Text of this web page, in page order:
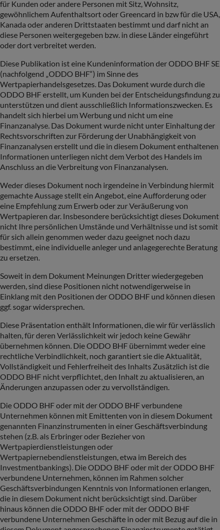
für Kunden oder andere Personen mit Sitz, Wohnsitz,
gewöhnlichem Aufenthaltsort oder Greencard in bzw für die USA,
Kanada oder anderen Drittstaaten bestimmt und darf nicht an
diese Personen weitergegeben bzw. in diese Länder eingeführt
oder dort verbreitet werden.
Diese Publikation ist eine Kundeninformation der ODDO BHF SE
(nachfolgend „ODDO BHF“) im Sinne des
Wertpapierhandelsgesetzes. Das Dokument wurde durch die
ODDO BHF erstellt, um Kunden bei der Entscheidungsfindung zu
unterstützen und dient ausschließlich Informationszwecken. Es
handelt sich hierbei um Werbung und nicht um eine
Finanzanalyse. Das Dokument wurde nicht unter Einhaltung der
Rechtsvorschriften zur Förderung der Unabhängigkeit von
Finanzanalysen erstellt und die in diesem Dokument enthaltenen
Informationen unterliegen nicht dem Verbot des Handels im
Anschluss an die Verbreitung von Finanzanalysen.
Weder dieses Dokument noch irgendeine in Verbindung hiermit
gemachte Aussage stellt ein Angebot, eine Aufforderung oder
eine Empfehlung zum Erwerb oder zur Veräußerung von
Wertpapieren dar. Insbesondere berücksichtigt dieses Dokument
nicht Ihre persönlichen Umstände und Verhältnisse und ist somit
für sich allein genommen weder dazu geeignet noch dazu
bestimmt, eine individuelle anleger und anlagegerechte Beratung
zu ersetzen.
Soweit in dem Dokument Meinungen Dritter wiedergegeben
werden, sind diese Positionen nicht notwendigerweise in
Einklang mit den Positionen der ODDO BHF und können diesen
ggf. sogar widersprechen.
Diese Präsentation enthält Informationen, die wir für verlässlich
halten, für deren Verlässlichkeit wir jedoch keine Gewähr
übernehmen können. Die ODDO BHF übernimmt weder eine
rechtliche Verbindlichkeit, noch garantiert sie die Aktualität,
Vollständigkeit und Fehlerfreiheit des Inhalts Zusätzlich ist die
ODDO BHF nicht verpflichtet, den Inhalt zu aktualisieren, an
Änderungen anzupassen oder zu vervollständigen.
Die ODDO BHF oder mit der ODDO BHF verbundene
Unternehmen können mit Emittenten von in diesem Dokument
genannten Finanzinstrumenten in einer Geschäftsverbindung
stehen (z.B. als Erbringer oder Bezieher von
Wertpapierdienstleistungen oder
Wertpapiernebendienstleistungen, etwa im Bereich des
Investmentbankings). Die ODDO BHF oder mit der ODDO BHF
verbundene Unternehmen, können im Rahmen solcher
Geschäftsverbindungen Kenntnis von Informationen erlangen,
die in diesem Dokument nicht berücksichtigt sind. Darüber
hinaus können die ODDO BHF oder mit der ODDO BHF
verbundene Unternehmen Geschäfte in oder mit Bezug auf die in